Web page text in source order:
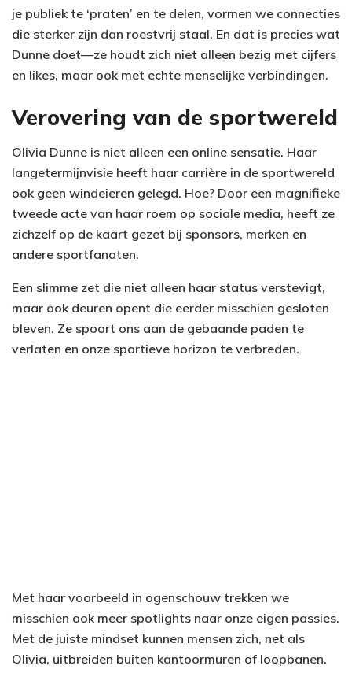
je publiek te ‘praten’ en te delen, vormen we connecties
die sterker zijn dan roestvrij staal. En dat is precies wat
Dunne doet—ze houdt zich niet alleen bezig met cijfers
en likes, maar ook met echte menselijke verbindingen.
Verovering van de sportwereld
Olivia Dunne is niet alleen een online sensatie. Haar
langetermijnvisie heeft haar carrière in de sportwereld
ook geen windeieren gelegd. Hoe? Door een magnifieke
tweede acte van haar roem op sociale media, heeft ze
zichzelf op de kaart gezet bij sponsors, merken en
andere sportfanaten.
Een slimme zet die niet alleen haar status verstevigt,
maar ook deuren opent die eerder misschien gesloten
bleven. Ze spoort ons aan de gebaande paden te
verlaten en onze sportieve horizon te verbreden.
Met haar voorbeeld in ogenschouw trekken we
misschien ook meer spotlights naar onze eigen passies.
Met de juiste mindset kunnen mensen zich, net als
Olivia, uitbreiden buiten kantoormuren of loopbanen.